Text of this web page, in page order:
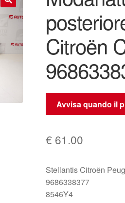
🔍
Citroën
Avvisa quando il
€ 61.00
Stellantis Citroën
9686338377
8546Y4